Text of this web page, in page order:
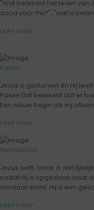
"Wat betekent het leven van
dood voor mij?", "wat is
Lees meer...
Pasen
Jezus is gestorven én Hij
Pasen.Dat betekent dat er
Een nieuw begin als wij
Lees meer...
Hemelvaart
Jezus leeft, maar is niet
nadat Hij is opgestaan naar
vandaan komt. Hij is een
Lees meer ...